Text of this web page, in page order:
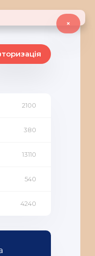
2100
380
13110
540
4240
×